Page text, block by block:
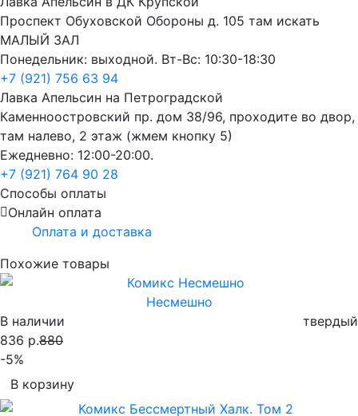
Проспект Обуховской Обороны д. 105 там искать
МАЛЫЙ ЗАЛ
Понедельник: выходной. Вт-Вс: 10:30-18:30
+7 (921) 756 63 94
Лавка Апельсин на Петроградской
Каменноостровский пр. дом 38/96, проходите во двор,
там налево, 2 этаж (жмем кнопку 5)
Ежедневно: 12:00-20:00.
+7 (921) 764 90 28
Способы оплаты
Онлайн оплата
Оплата и доставка
Похожие товары
Несмешно
В наличии
твердый
836 р.880
-5%
В корзину